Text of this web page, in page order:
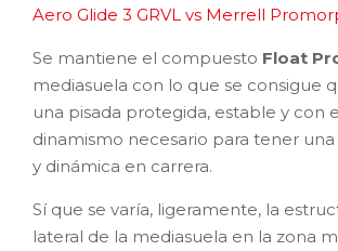
Aero Glide 3 GRVL vs Merrell
Se mantiene el compuesto Float
mediasuela con lo que se consigue
una pisada protegida, estable y con
dinamismo necesario para tener una
y dinámica en carrera.
Sí que se varía, ligeramente, la
lateral de la mediasuela en la zona